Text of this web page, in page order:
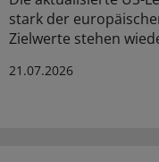
stark der
Zielwerte stehen
21.07.2026